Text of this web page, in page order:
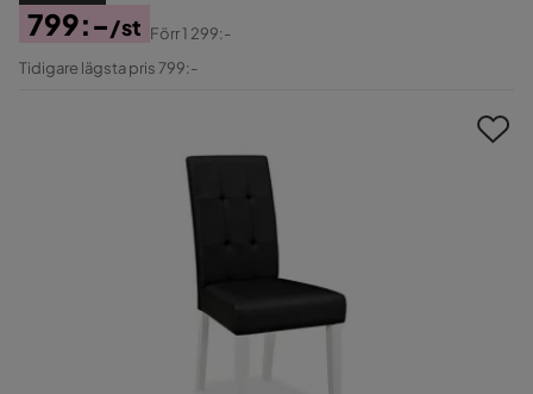
Pris
799:-/st
Original
Förr1 299:-
Tidigare lägsta pris 799:-